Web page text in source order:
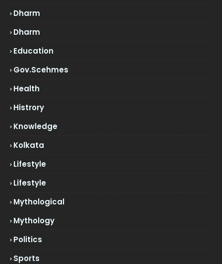
Dharm
Dharm
Education
Gov.scehmes
Health
Histrory
Knowledge
Kolkata
Lifestyle
Lifestyle
Mythological
Mythology
Politics
Sports